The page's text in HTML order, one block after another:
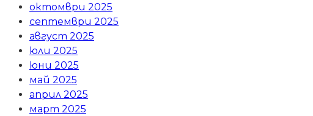
октомври 2025
септември 2025
август 2025
юли 2025
юни 2025
май 2025
април 2025
март 2025